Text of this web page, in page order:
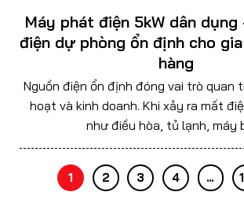
Máy phát điện 5kW dân dụng
điện dự phòng ổn định cho
hàng
Nguồn điện ổn định đóng vai trò quan
hoạt và kinh doanh. Khi xảy ra mất
như điều hòa, tủ lạnh, máy
1 2 3 4 …